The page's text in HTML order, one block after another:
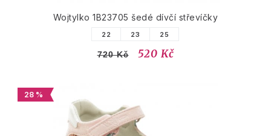
Wojtylko 1B23705 šedé dívčí střevíčky
22 23 25
720 Kč 520 Kč
28 %